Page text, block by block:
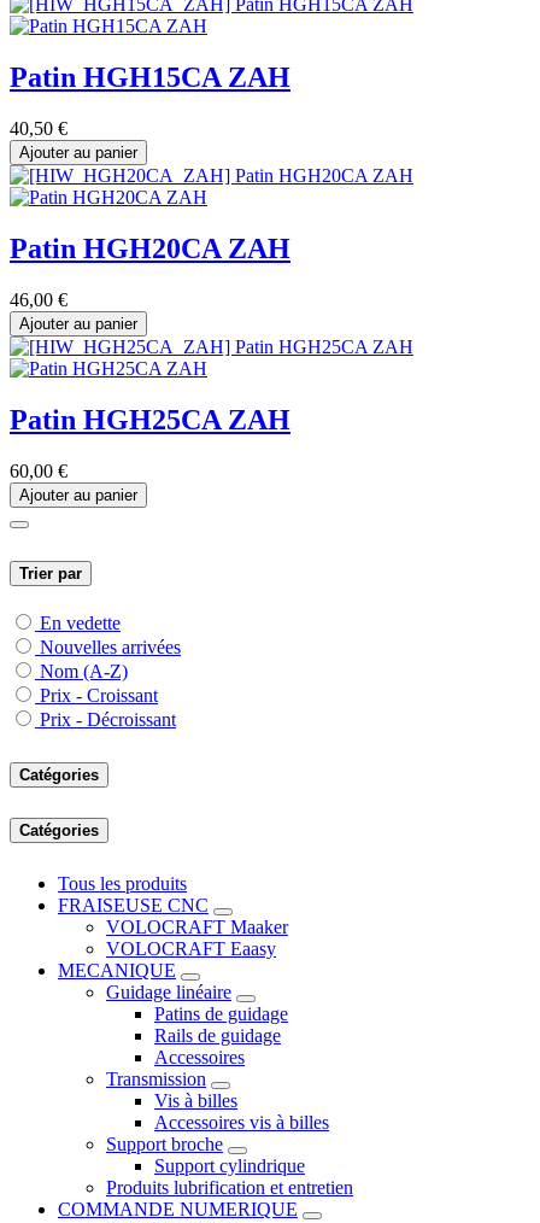
Patin HGH15CA ZAH
40,50 €
Ajouter au panier
Patin HGH20CA ZAH
46,00 €
Ajouter au panier
Patin HGH25CA ZAH
60,00 €
Ajouter au panier
Trier par
En vedette
Nouvelles arrivées
Nom (A-Z)
Prix - Croissant
Prix - Décroissant
Catégories
Catégories
Tous les produits
FRAISEUSE CNC
VOLOCRAFT Maaker
VOLOCRAFT Eaasy
MECANIQUE
Guidage linéaire
Patins de guidage
Rails de guidage
Accessoires
Transmission
Vis à billes
Accessoires vis à billes
Support broche
Support cylindrique
Produits lubrification et entretien
COMMANDE NUMERIQUE